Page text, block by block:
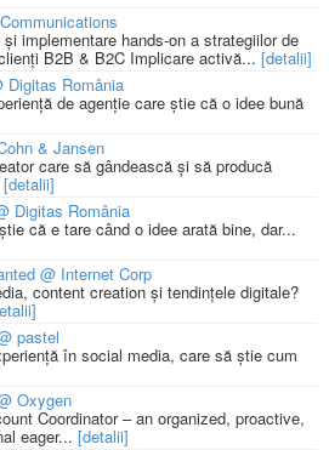
implementare hands-on a strategiilor de
B2B & B2C Implicare activă... [detalii]
Digitas România
de agenție care știe că o idee bună
& Jansen
care să gândească și să producă
[detalii]
Digitas România
că e tare când o idee arată bine, dar...
@ Internet Corp
content creation și tendințele digitale?
pastel
în social media, care să știe cum
Oxygen
Coordinator – an organized, proactive,
eager... [detalii]